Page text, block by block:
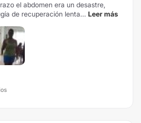
el abdomen era un desastre,
de recuperación lenta... Leer más